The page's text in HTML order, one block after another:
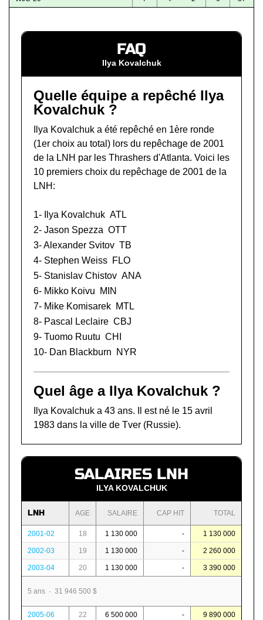
FAQ
Ilya Kovalchuk
Quelle équipe a repêché Ilya
Kovalchuk ?
Ilya Kovalchuk a été repêché en 1ère ronde
(1er choix au total) lors du repêchage de 2001
de la LNH par les Thrashers d'Atlanta. Voici les
10 premiers choix du repêchage de 2001 de la
LNH:
1- Ilya Kovalchuk ATL
2- Jason Spezza OTT
3-Alexander Svitov TB
4- Stephen Weiss FLO
5- Stanislav Chistov ANA
6- Mikko Koivu
MIN
7- Mike Komisarek MTL
8- Pascal Leclaire CBJ
9- Tuomo Ruutu CHI
10- Dan Blackburn NYR
Quel âge a Ilya Kovalchuk ?
Ilya Kovalchuk a 43 ans. Il est né le 15 avril
1983 dans la ville de Tver (Russie).
SALAIRES LNH
ILYA KOVALCHUK
LNH AGE SALAIRE CAP HIT TOTAL
2001-02 18 1 130 000 - 1 130 000
2002-03 19 1 130 000 - 2 260 000
2003-04 20 1 130 000 - 3 390 000
5 ans · 31 946 500 $
2005-06 22 6 500 000 - 9 890 000